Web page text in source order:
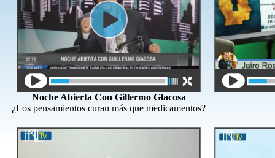
Noche Abierta Con Gillermo Glacosa
¿Los pensamientos curan más que medicamentos?